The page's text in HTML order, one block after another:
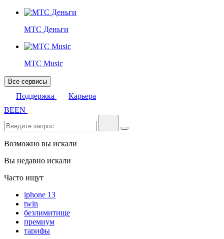
МТС Деньги
МТС Music
Все сервисы
Поддержка
Карьера
BEEN
Возможно вы искали
Вы недавно искали
Часто ищут
iphone 13
twin
безлимитище
премиум
тарифы